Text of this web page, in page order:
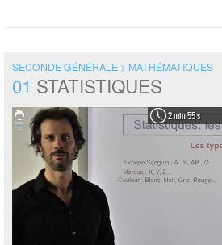
SECONDE GÉNÉRALE > MATHÉMATIQUES
01 STATISTIQUES
2 min 55 s